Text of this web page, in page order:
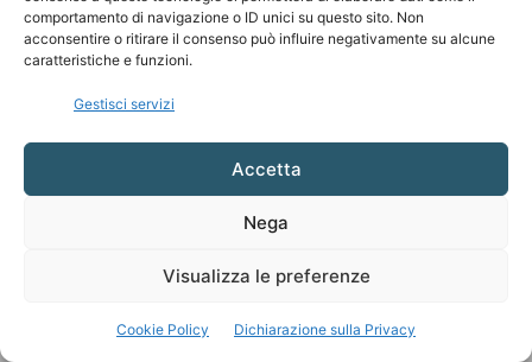
comportamento di navigazione o ID unici su questo sito. Non
acconsentire o ritirare il consenso può influire negativamente su alcune
caratteristiche e funzioni.
Gestisci servizi
Accetta
Nega
Visualizza le preferenze
Cookie Policy Dichiarazione sulla Privacy